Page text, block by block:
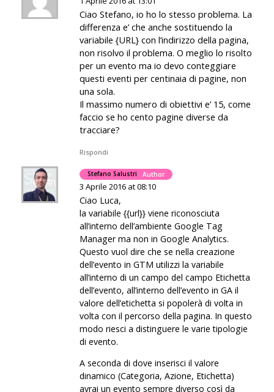
Ciao Stefano, io ho lo stesso problema. La
differenza e’ che anche sostituendo la
variabile {URL} con l’indirizzo della pagina,
non risolvo il problema. O meglio lo risolto
per un evento ma io devo conteggiare
questi eventi per centinaia di pagine, non
una sola.
Il massimo numero di obiettivi e’ 15, come
faccio se ho cento pagine diverse da
tracciare?
Rispondi
Stefano Salustri Author
3 Aprile 2016 at 08:10
Ciao Luca,
la variabile {{url}} viene riconosciuta
all’interno dell’ambiente Google Tag
Manager ma non in Google Analytics.
Questo vuol dire che se nella creazione
dell’evento in GTM utilizzi la variabile
all’interno di un campo del campo Etichetta
dell’evento, all’interno dell’evento in GA il
valore dell’etichetta si popolerà di volta in
volta con il percorso della pagina. In questo
modo riesci a distinguere le varie tipologie
di evento.
A seconda di dove inserisci il valore
dinamico (Categoria, Azione, Etichetta)
avrai un evento sempre diverso così da